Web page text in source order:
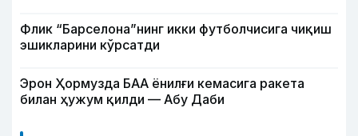
Флик “Барселона”нинг икки футболчисига чиқиш
эшикларини кўрсатди
Эрон Ҳормузда БАА ёнилғи кемасига ракета
билан ҳужум қилди — Абу Даби